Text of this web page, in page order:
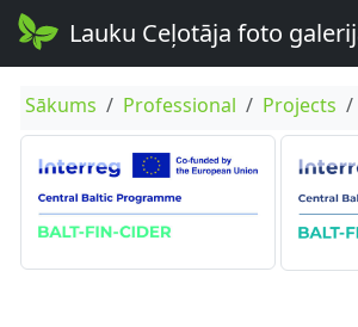
Lauku Ceļotāja foto
Sākums Professional Projects